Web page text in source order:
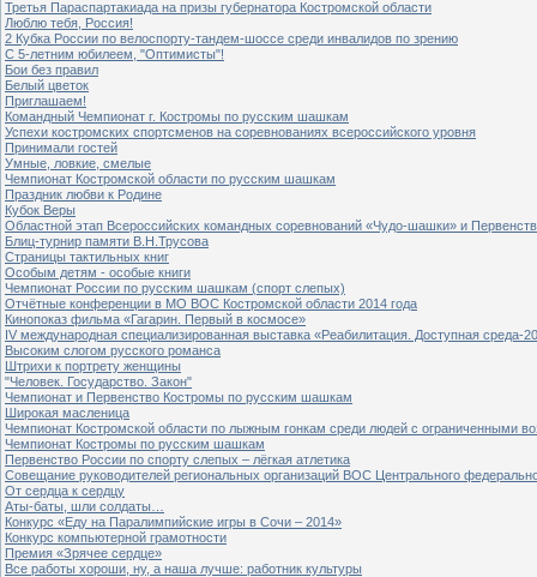
Третья Параспартакиада на призы губернатора Костромской области
Люблю тебя, Россия!
2 Кубка России по велоспорту-тандем-шоссе среди инвалидов по зрению
С 5-летним юбилеем, "Оптимисты"!
Бои без правил
Белый цветок
Приглашаем!
Командный Чемпионат г. Костромы по русским шашкам
Успехи костромских спортсменов на соревнованиях всероссийского уровня
Принимали гостей
Умные, ловкие, смелые
Чемпионат Костромской области по русским шашкам
Праздник любви к Родине
Кубок Веры
Областной этап Всероссийских командных соревнований «Чудо-шашки» и
Блиц-турнир памяти В.Н.Трусова
Страницы тактильных книг
Особым детям - особые книги
Чемпионат России по русским шашкам (спорт слепых)
Отчётные конференции в МО ВОС Костромской области 2014 года
Кинопоказ фильма «Гагарин. Первый в космосе»
IV международная специализированная выставка «Реабилитация. Доступная среда-
Высоким слогом русского романса
Штрихи к портрету женщины
"Человек. Государство. Закон"
Чемпионат и Первенство Костромы по русским шашкам
Широкая масленица
Чемпионат Костромской области по лыжным гонкам среди людей с ограниченными
Чемпионат Костромы по русским шашкам
Первенство России по спорту слепых – лёгкая атлетика
Совещание руководителей региональных организаций ВОС Центрального
От сердца к сердцу
Аты-баты, шли солдаты…
Конкурс «Еду на Паралимпийские игры в Сочи – 2014»
Конкурс компьютерной грамотности
Премия «Зрячее сердце»
Все работы хороши, ну, а наша лучше: работник культуры